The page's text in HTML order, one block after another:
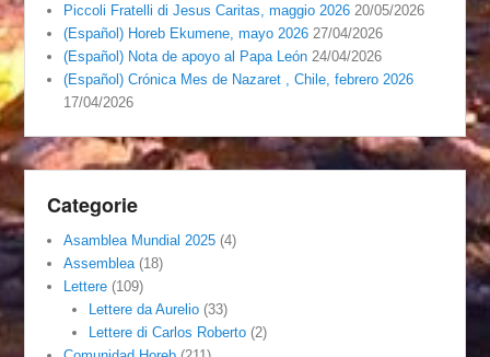
Piccoli Fratelli di Jesus Caritas, maggio 2026 20/05/2026
(Español) Horeb Ekumene, mayo 2026 27/04/2026
(Español) Nota de apoyo al Papa León 24/04/2026
(Español) Crónica Mes de Nazaret , Chile, febrero 2026
17/04/2026
Categorie
Asamblea Mundial 2025 (4)
Assemblea (18)
Lettere (109)
Lettere da Aurelio(33)
Lettere di Carlos Roberto(2)